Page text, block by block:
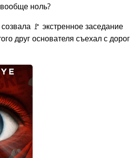
ноль?
🚩 экстренное заседание
друг основателя съехал с